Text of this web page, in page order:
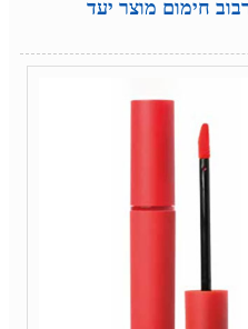
חימום מוצר יעד